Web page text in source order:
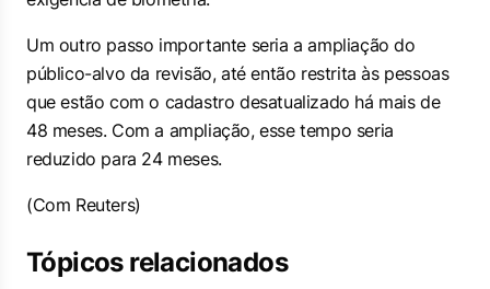
Um outro passo importante seria a ampliação do
público-alvo da revisão, até então restrita às pessoas
que estão com o cadastro desatualizado há mais de
48 meses. Com a ampliação, esse tempo seria
reduzido para 24 meses.
(Com Reuters)
Tópicos relacionados